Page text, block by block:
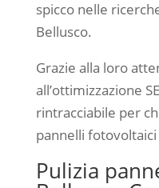
spicco nelle
Bellusco.
Grazie alla loro
all’ottimizzazione
rintracciabile per
pannelli fotovoltaici
Pulizia